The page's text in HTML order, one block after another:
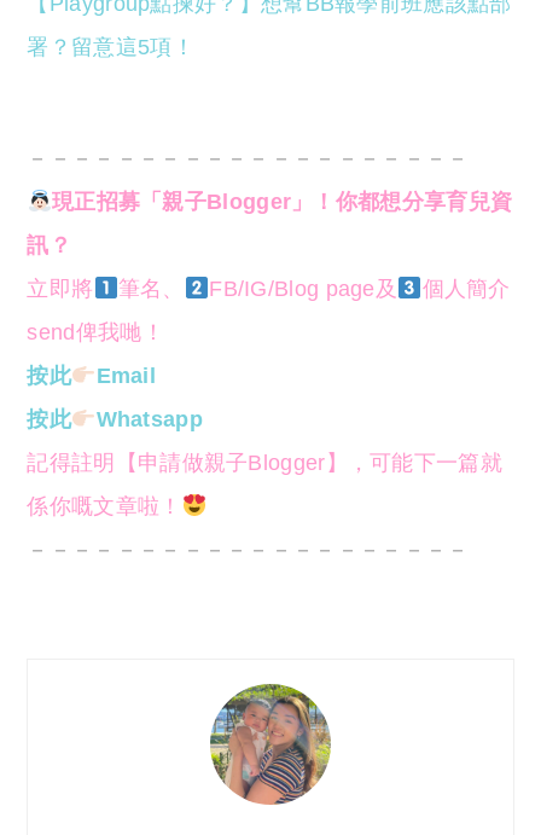
署？留意這5項！
－－－－－－－－－－－－－－－－－－－－
現正招募「親子Blogger」！你都想分享育兒資
訊？
立即將
筆名、 FB/IG/Blog page及
個人簡介
send俾我哋！
按此
Email
按此
Whatsapp
記得註明【申請做親子Blogger】，可能下一篇就
係你嘅文章啦！
－－－－－－－－－－－－－－－－－－－－